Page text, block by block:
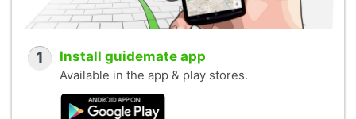
1 Install guidemate app
Available in the app & play stores.